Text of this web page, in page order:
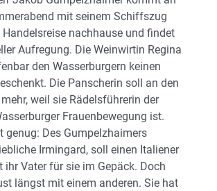
mit seinem Schiffszug
nachhause und findet
Aufregung. Die Weinwirtin Regina
den Wasserburgern keinen
Die Panscherin soll an den
weil sie Rädelsführerin der
Frauenbewegung ist.
genug: Des Gumpelzhaimers
Irmingard, soll einen Italiener
ihr Vater für sie im Gepäck. Doch
längst mit einem anderen. Sie hat